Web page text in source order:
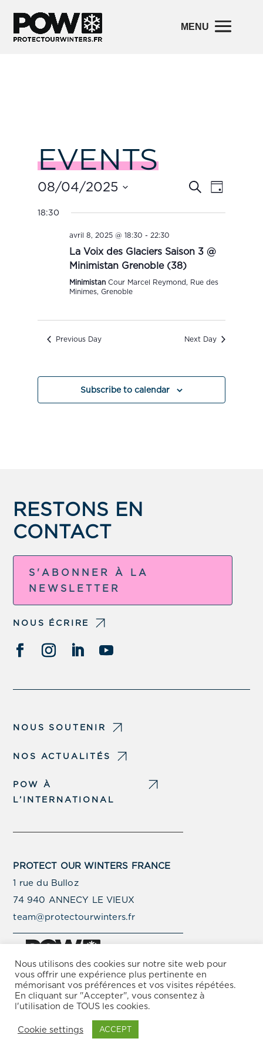
EVENTS
Events
Search
Views
SearchEvent
Views
Day
08/04/2025
18:30
avril 8, 2025 @ 18:30 -22:30
La Voix des Glaciers Saison 3 @
Minimistan Grenoble (38)
MinimistanCour Marcel Reymond, Rue des
Minimes, Grenoble
Previous Day Next Day
Subscribe to calendar
RESTONS EN
CONTACT
S'ABONNER À LA
NEWSLETTER
NOUS ÉCRIRE
NOUS SOUTENIR
NOS ACTUALITÉS
POW À
L’INTERNATIONAL
PROTECT OUR WINTERS FRANCE
1 rue du Bulloz
74 940 ANNECY LE VIEUX
team@protectourwinters.fr
© Copyright Protect Our Winters 2025 –Politique de
Protection de la Vie Privée–Conditions d’Utilisation
Nous utilisons des cookies sur notre site web pour
vous offrir une expérience plus pertinente en
mémorisant vos préférences et vos visites répétées.
En cliquant sur "Accepter", vous consentez à
l'utilisation de TOUS les cookies.
Cookie settings ACCEPT